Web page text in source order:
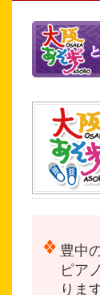
豊中
ピア
りま